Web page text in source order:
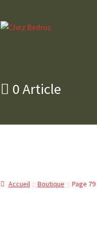
Aller
Aller
0 Article
Accueil Boutique Page 79